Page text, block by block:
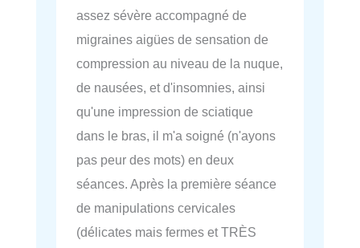
assez sévère accompagné de
migraines aigües de sensation de
compression au niveau de la nuque,
de nausées, et d'insomnies, ainsi
qu'une impression de sciatique
dans le bras, il m'a soigné (n'ayons
pas peur des mots) en deux
séances. Après la première séance
de manipulations cervicales
(délicates mais fermes et TRÈS